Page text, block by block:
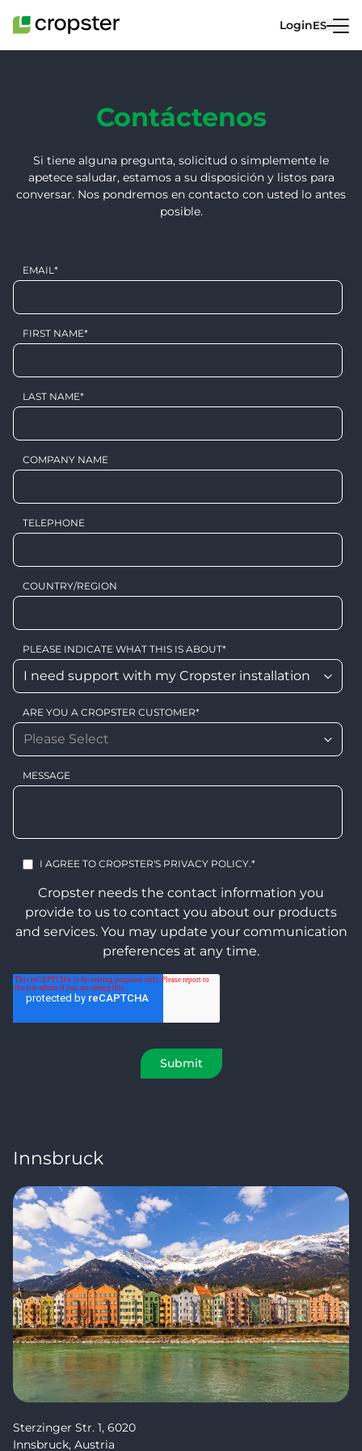
LoginES
Contáctenos
Si tiene alguna pregunta, solicitud o simplemente le
apetece saludar, estamos a su disposición y listos para
conversar. Nos pondremos en contacto con usted lo antes
posible.
EMAIL*
FIRST NAME*
LAST NAME*
COMPANY NAME
TELEPHONE
COUNTRY/REGION
PLEASE INDICATE WHAT THIS IS ABOUT*
ARE YOU A CROPSTER CUSTOMER*
MESSAGE
I AGREE TO CROPSTER'S PRIVACY POLICY.*
Cropster needs the contact information you
provide to us to contact you about our products
and services. You may update your communication
preferences at any time.
Innsbruck
Sterzinger Str. 1, 6020
Innsbruck, Austria